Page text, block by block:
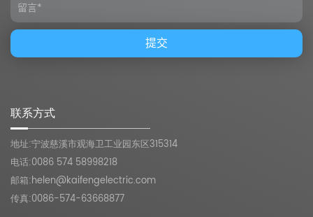
联系方式
地址:宁波慈溪市观海卫工业园东区315314
电话:0086 574 58998218
邮箱:helen@kaifengelectric.com
传真:0086-574-63668877